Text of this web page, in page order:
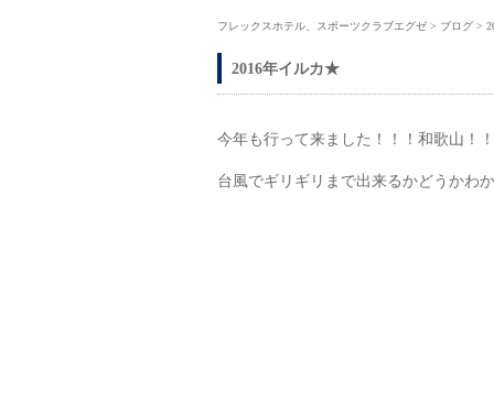
フレックスホテル、スポーツクラブエグゼ > ブログ >
2016年イルカ★
今年も行って来ました！！！和歌山！！
台風でギリギリまで出来るかどうかわ